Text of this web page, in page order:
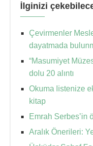
İlginizi
Çevirmenler
dayatmada
“Masumiyet
dolu 20 alıntı
Okuma listenize
kitap
Emrah Serbes’in
Aralık Önerileri: